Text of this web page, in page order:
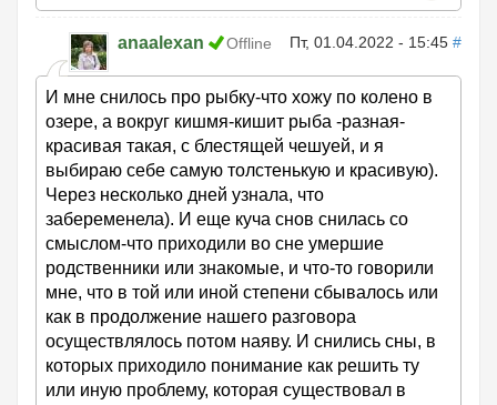
anaalexan Offline Пт, 01.04.2022 - 15:45 #
И мне снилось про рыбку-что хожу по колено в
озере, а вокруг кишмя-кишит рыба -разная-
красивая такая, с блестящей чешуей, и я
выбираю себе самую толстенькую и красивую).
Через несколько дней узнала, что
забеременела). И еще куча снов снилась со
смыслом-что приходили во сне умершие
родственники или знакомые, и что-то говорили
мне, что в той или иной степени сбывалось или
как в продолжение нашего разговора
осуществлялось потом наяву. И снились сны, в
которых приходило понимание как решить ту
или иную проблему, которая существовал в